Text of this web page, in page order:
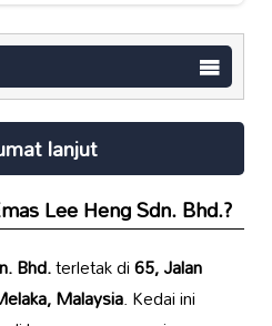
lanjut
Lee Heng Sdn. Bhd.?
Bhd.terletak di65, Jalan
Malaysia. Kedai ini